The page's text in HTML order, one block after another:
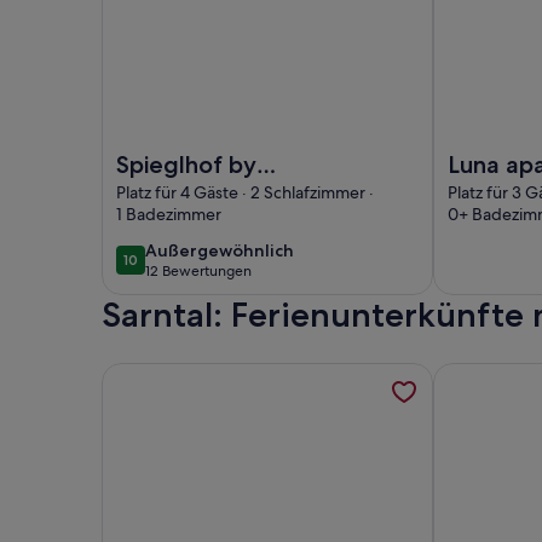
Spieglhof by
Interhome
Platz für 4 Gäste · 2 Schlafzimmer ·
1 Badezimmer
1010 von 10
Außergewöhnlich
außergewöhnlich
12 Bewertungen
(12
bewertungen)
Luna
the old
Platz für 3
0+
Sarntal: Ferienunterkünfte